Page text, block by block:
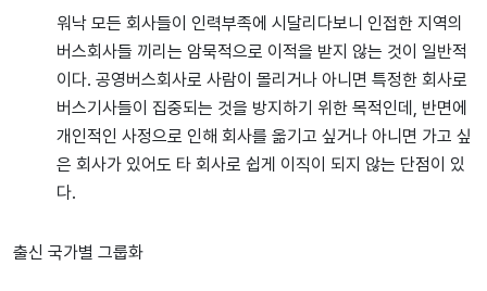
워낙 모든 회사들이 인력부족에 시달리다보니 인접한 지역의
버스회사들 끼리는 암묵적으로 이적을 받지 않는 것이 일반적
이다. 공영버스회사로 사람이 몰리거나 아니면 특정한 회사로
버스기사들이 집중되는 것을 방지하기 위한 목적인데, 반면에
개인적인 사정으로 인해 회사를 옮기고 싶거나 아니면 가고 싶
은 회사가 있어도 타 회사로 쉽게 이직이 되지 않는 단점이 있
다.
출신 국가별 그룹화